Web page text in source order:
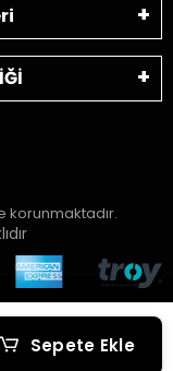
Sepete Ekle
Sepete Ekle
korunmaktadır.